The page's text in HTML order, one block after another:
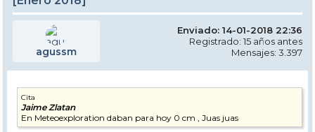
agussm
Enviado: 14-01-2018 22:36
Registrado: 15 años antes
Mensajes: 3.397
Cita
Jaime Zlatan
En Meteoexploration daban para hoy 0 cm , Juas juas